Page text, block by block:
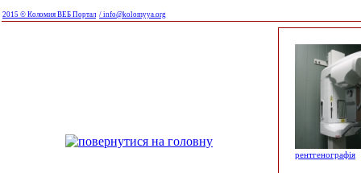
2015 © Коломия ВЕБ Портал / info@kolomyya.org
рентгенографія